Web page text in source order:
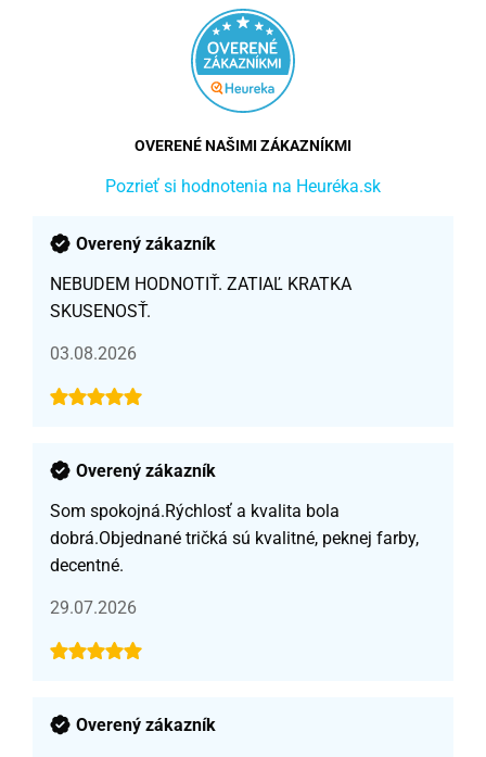
OVERENÉ NAŠIMI ZÁKAZNÍKMI
Pozrieť si hodnotenia na Heuréka.sk
Overený zákazník
NEBUDEM HODNOTIŤ. ZATIAĽ KRATKA
SKUSENOSŤ.
03.08.2026
Overený zákazník
Som spokojná.Rýchlosť a kvalita bola
dobrá.Objednané tričká sú kvalitné, peknej farby,
decentné.
29.07.2026
Overený zákazník